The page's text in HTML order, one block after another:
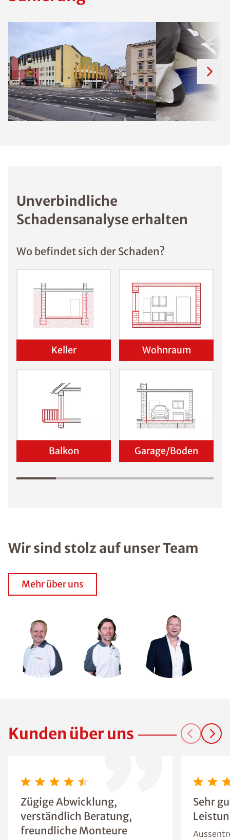
Unverbindliche
Schadensanalyse erhalten
Wo befindet sich der Schaden?
Keller Wohnraum
Balkon Garage/Boden
Wir sind stolz auf unser Team
Mehr über uns
Wir suchen
Kunden über uns
Zügige Abwicklung,
verständlich Beratung,
freundliche Monteure
Sehr